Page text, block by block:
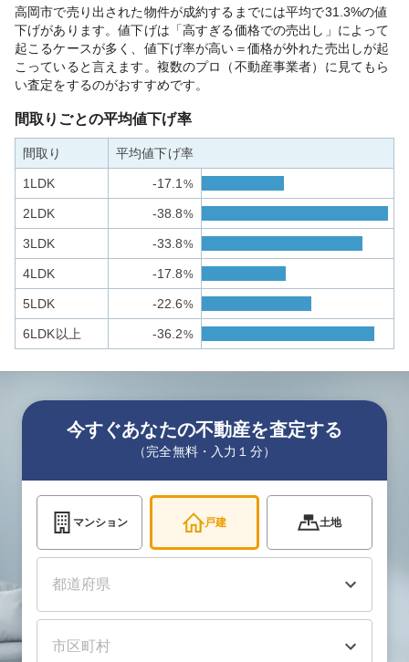
高岡市で売り出された物件が成約するまでには平均で31.3%の値
下げがあります。値下げは「高すぎる価格での売出し」によって
起こるケースが多く、値下げ率が高い＝価格が外れた売出しが起
こっていると言えます。複数のプロ（不動産事業者）に見てもら
い査定をするのがおすすめです。
間取りごとの平均値下げ率
間取り 平均値下げ率
1LDK -17.1 %
2LDK -38.8%
3LDK -33.8%
4LDK -17.8%
5LDK -22.6%
6LDK以上 -36.2%
今すぐあなたの不動産を査定する
（完全無料・入力１分）
マンション 戸建 土地